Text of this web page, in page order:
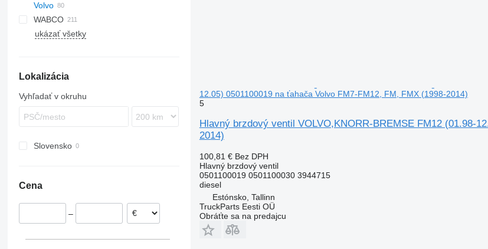
TGA
TGL
TGM
Antos
Arocs
Atego
K-series
Kerax
Magnum
G-series
K-series
P-series
Volvo
FH
FH12
FL
FL10
FL 280
FM9
VNL
WABCO
ukázať všetky
Lokalizácia
Vyhľadať v okruhu
Slovensko
Cena
–
12.05) 0501100019 na ťahača Volvo FM7-FM12, FM, FMX (1998-2014)
5
Hlavný brzdový ventil VOLVO,KNORR-BREMSE FM12 (01.98-
2014)
100,81 € Bez DPH
Hlavný brzdový ventil
0501100019 0501100030 3944715
diesel
Estónsko, Tallinn
TruckParts Eesti OÜ
Obráťte sa na predajcu